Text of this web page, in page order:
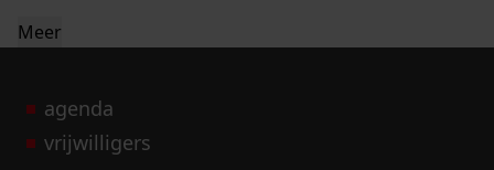
Meer
agenda
vrijwilligers